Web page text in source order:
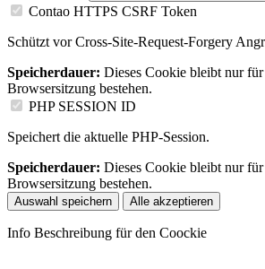
Contao HTTPS CSRF Token
Schützt vor Cross-Site-Request-Forgery
Speicherdauer: Dieses Cookie bleibt nur
Browsersitzung bestehen.
PHP SESSION ID
Speichert die aktuelle PHP-Session.
Speicherdauer: Dieses Cookie bleibt nur
Browsersitzung bestehen.
Auswahl speichern Alle akzeptieren
Info Beschreibung für den Coockie